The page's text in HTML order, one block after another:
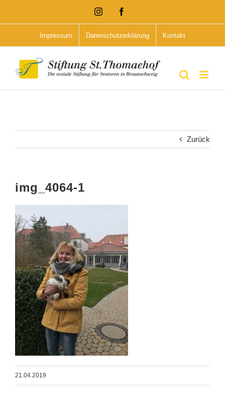
Inhalt
Instagram
Impressum Datenschutzerklärung Kontakt
Zurück
img_4064-1
21.04.2019